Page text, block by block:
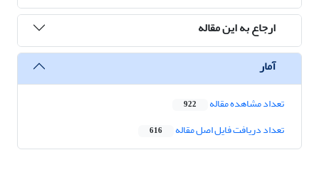
ارجاع به این مقاله
آمار
تعداد مشاهده مقاله 922
تعداد دریافت فایل اصل مقاله 616